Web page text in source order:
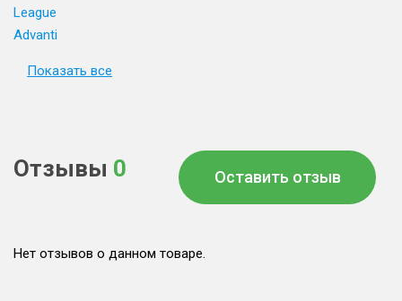
League
Advanti
Показать все
Отзывы 0 Оставить отзыв
Нет отзывов о данном товаре.